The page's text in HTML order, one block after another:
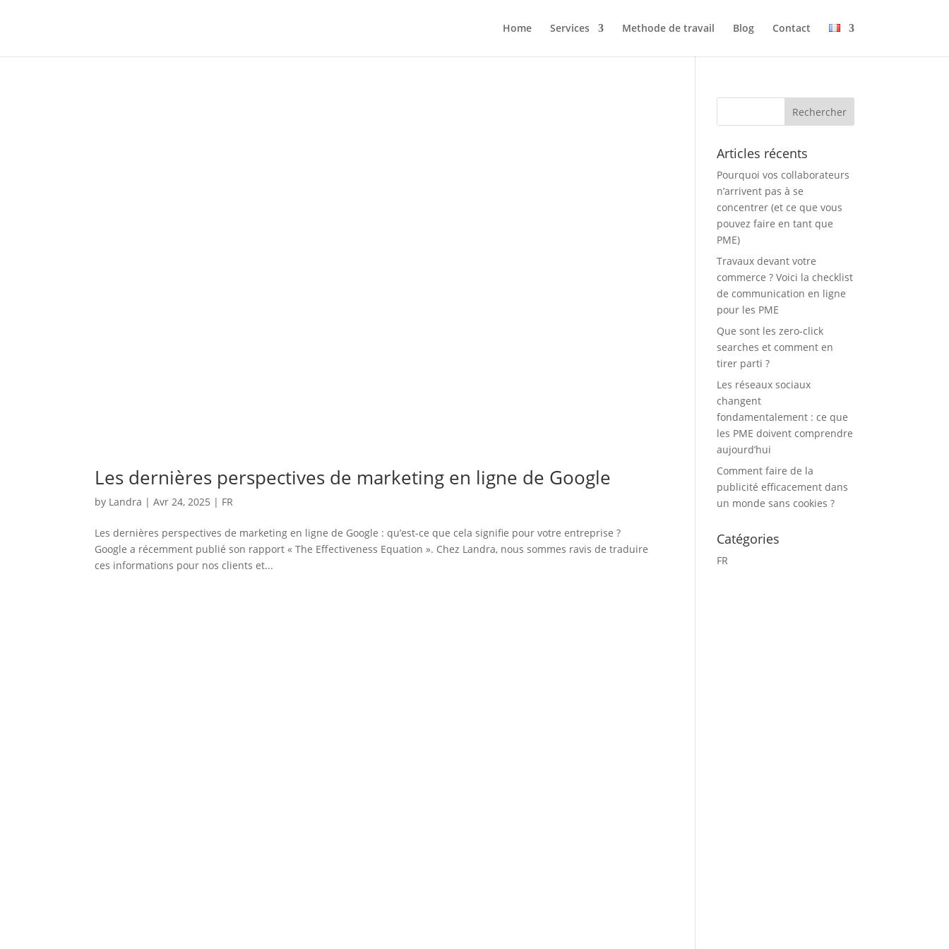
Home Services Methode de travail Blog Contact
Les dernières perspectives de marketing en ligne de Google
by Landra |Avr 24, 2025 | FR
Les dernières perspectives de marketing en ligne de Google : qu’est-ce que cela signifie pour votre entreprise ?
Google a récemment publié son rapport « The Effectiveness Equation ». Chez Landra, nous sommes ravis de traduire
ces informations pour nos clients et...
Articles récents
Pourquoi vos collaborateurs
n’arrivent pas à se
concentrer (et ce que vous
pouvez faire en tant que
PME)
Travaux devant votre
commerce ? Voici la checklist
de communication en ligne
pour les PME
Que sont les zero-click
searches et comment en
tirer parti ?
Les réseaux sociaux
changent
fondamentalement : ce que
les PME doivent comprendre
aujourd’hui
Comment faire de la
publicité efficacement dans
un monde sans cookies ?
Catégories
FR